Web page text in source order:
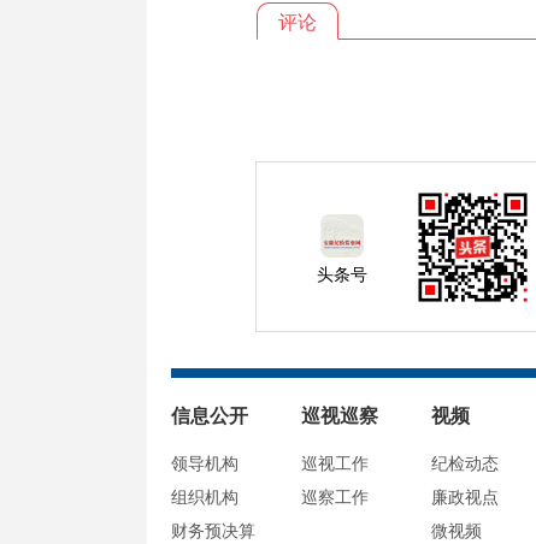
评论
头条号
信息公开
领导机构
组织机构
财务预决算
巡视巡察
巡视工作
巡察工作
视频
纪检动态
廉政视点
微视频